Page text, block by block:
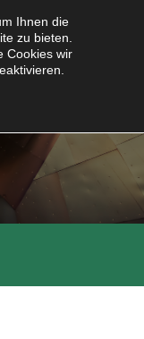
Ihnen die
zu bieten.
Cookies wir